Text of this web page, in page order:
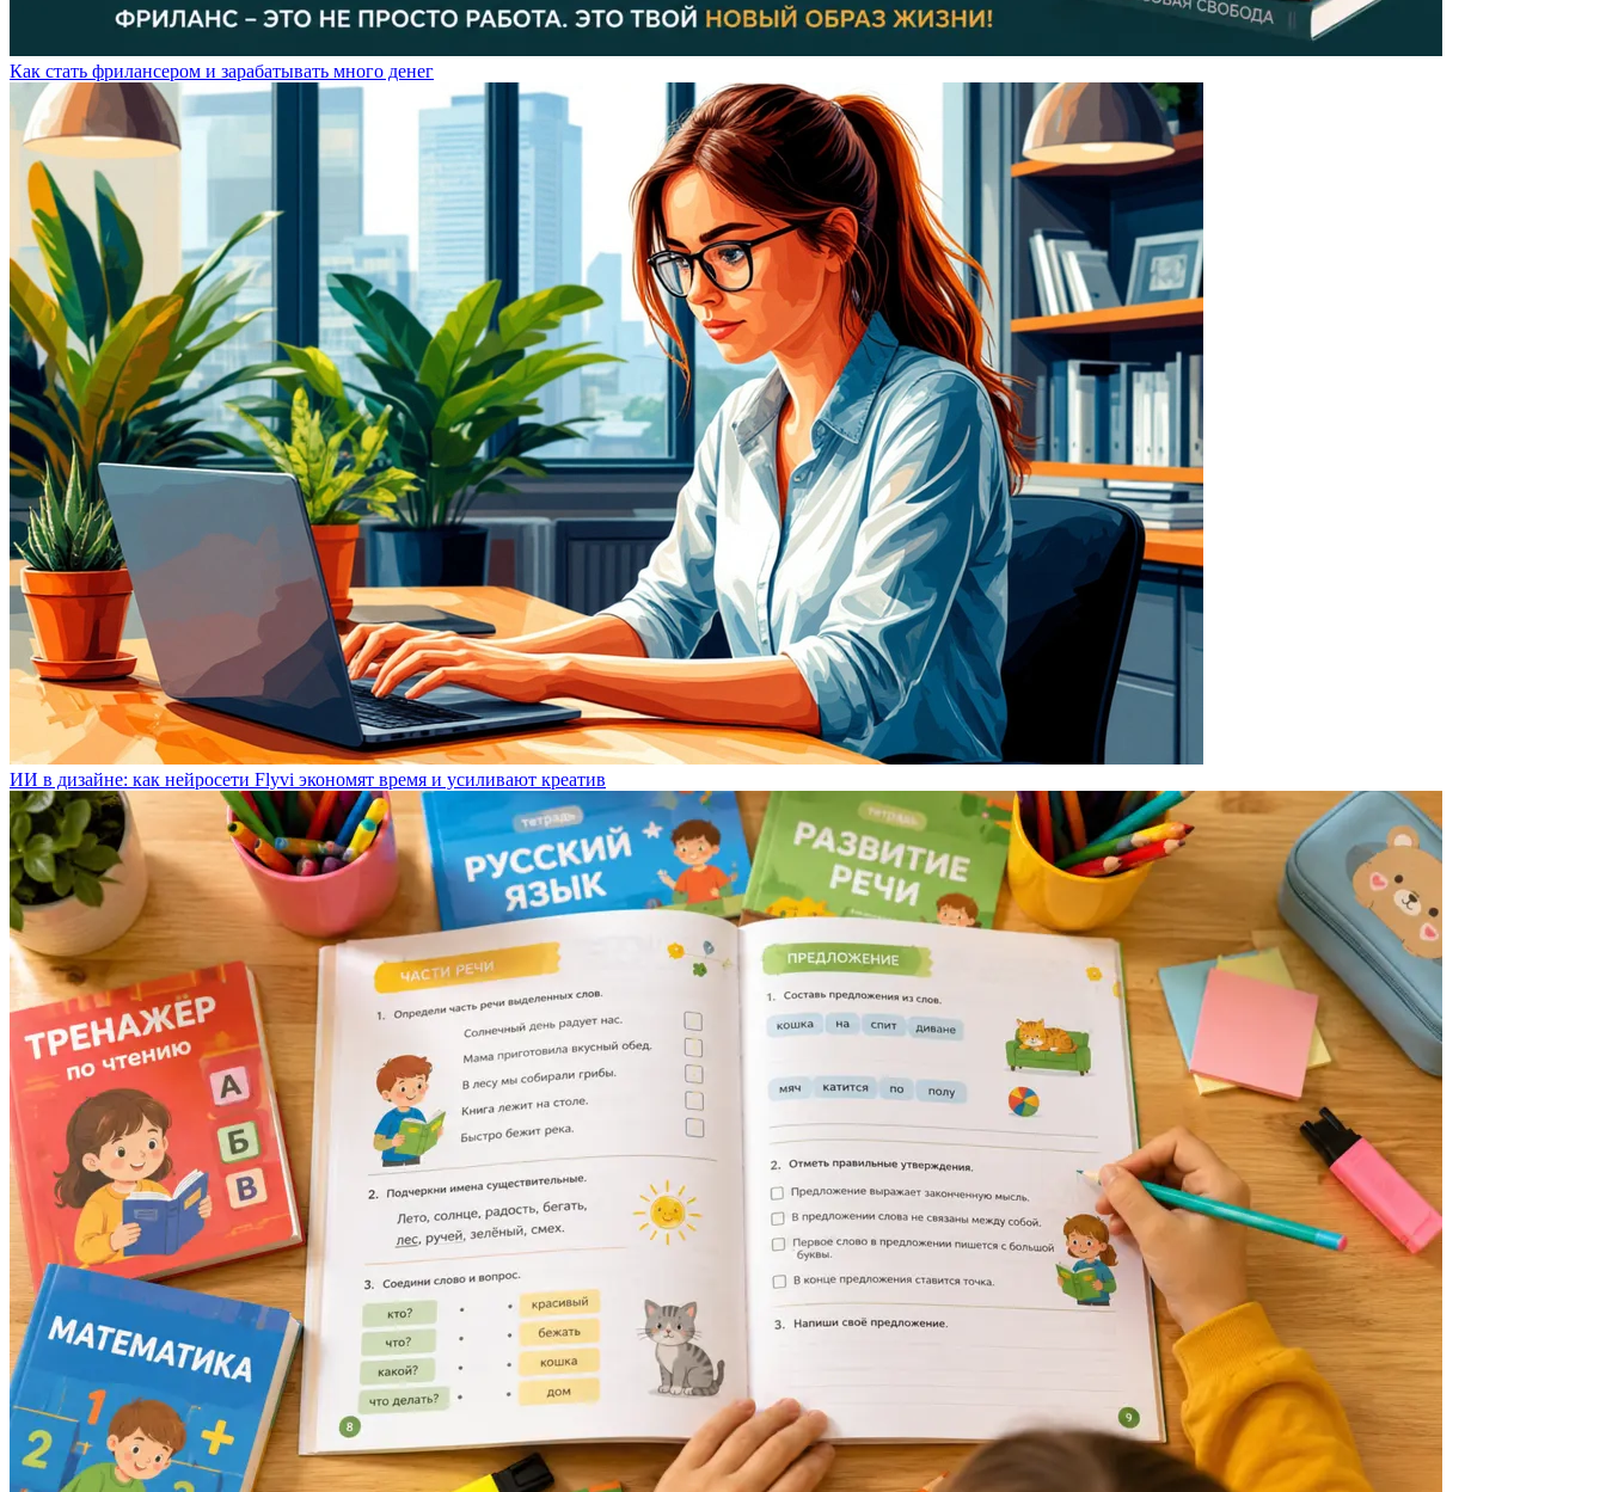
Как стать фрилансером и зарабатывать много денег
ИИ в дизайне: как нейросети Flyvi экономят время и усиливают креатив